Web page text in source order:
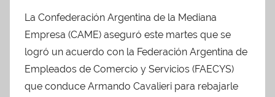
La Confederación Argentina de la Mediana
Empresa (CAME) aseguró este martes que se
logró un acuerdo con la Federación Argentina de
Empleados de Comercio y Servicios (FAECYS)
que conduce Armando Cavalieri para rebajarle